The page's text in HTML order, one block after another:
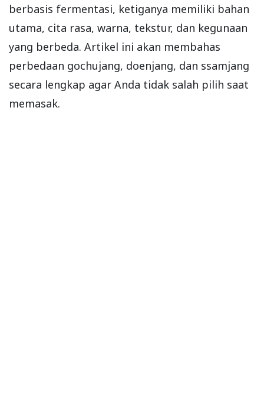
berbasis fermentasi, ketiganya memiliki bahan
utama, cita rasa, warna, tekstur, dan kegunaan
yang berbeda. Artikel ini akan membahas
perbedaan gochujang, doenjang, dan ssamjang
secara lengkap agar Anda tidak salah pilih saat
memasak.